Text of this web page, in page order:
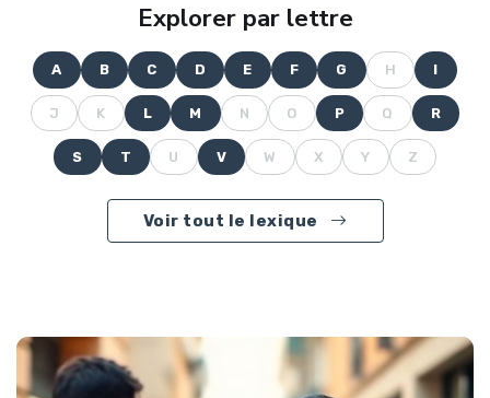
Explorer par lettre
A B C D E F G H I
J K L M N O P Q R
S T U V W X Y Z
Voir tout le lexique